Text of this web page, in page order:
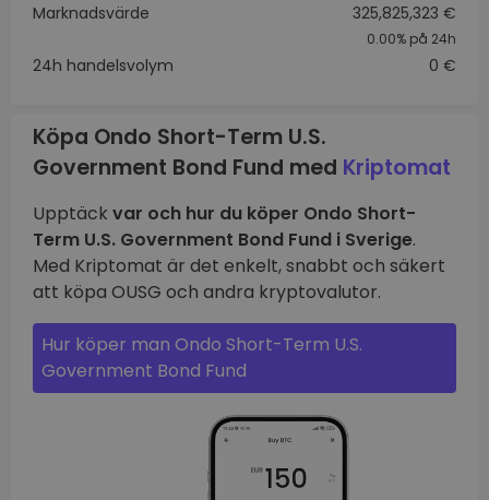
Marknadsvärde
325,825,323 €
0.00% på 24h
24h handelsvolym 0 €
Köpa Ondo Short-Term U.S.
Government Bond Fund med Kriptomat
Upptäck var och hur du köper Ondo Short-
Term U.S. Government Bond Fund i Sverige.
Med Kriptomat är det enkelt, snabbt och säkert
att köpa OUSG och andra kryptovalutor.
Hur köper man Ondo Short-Term U.S.
Government Bond Fund